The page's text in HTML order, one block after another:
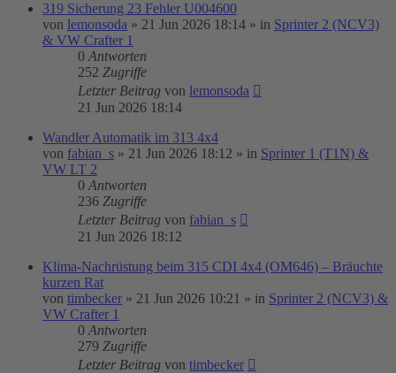
319 Sicherung 23 Fehler U004600
von lemonsoda » 21 Jun 2026 18:14 » in Sprinter 2 (NCV3)
& VW Crafter 1
0 Antworten
252 Zugriffe
Letzter Beitrag von lemonsoda
21 Jun 2026 18:14
Wandler Automatik im 313 4x4
von fabian_s » 21 Jun 2026 18:12 » in Sprinter 1 (T1N) &
VW LT 2
0 Antworten
236 Zugriffe
Letzter Beitrag von fabian_s
21 Jun 2026 18:12
Klima-Nachrüstung beim 315 CDI 4x4 (OM646) – Bräuchte
kurzen Rat
von timbecker » 21 Jun 2026 10:21 » in Sprinter 2 (NCV3) &
VW Crafter 1
0 Antworten
279 Zugriffe
Letzter Beitrag von timbecker